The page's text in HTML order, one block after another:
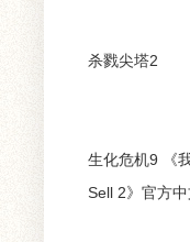
杀戮尖塔2
生化危机9 《
Sell 2》官方